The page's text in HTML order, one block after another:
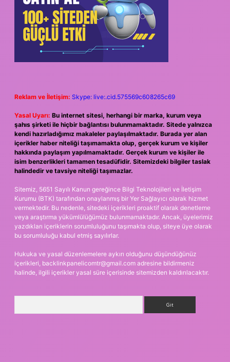
Reklam ve İletişim: Skype: live:.cid.575569c608265c69
Yasal Uyarı: Bu internet sitesi, herhangi bir marka, kurum veya
şahıs şirketi ile hiçbir bağlantısı bulunmamaktadır. Sitede yalnızca
kendi hazırladığımız makaleler paylaşılmaktadır. Burada yer alan
içerikler haber niteliği taşımamakta olup, gerçek kurum ve kişiler
hakkında paylaşım yapılmamaktadır. Gerçek kurum ve kişiler ile
isim benzerlikleri tamamen tesadüfidir. Sitemizdeki bilgiler taslak
halindedir ve tavsiye niteliği taşımazlar.
Sitemiz, 5651 Sayılı Kanun gereğince Bilgi Teknolojileri ve İletişim
Kurumu (BTK) tarafından onaylanmış bir Yer Sağlayıcı olarak hizmet
vermektedir. Bu nedenle, sitedeki içerikleri proaktif olarak denetleme
veya araştırma yükümlülüğümüz bulunmamaktadır. Ancak, üyelerimiz
yazdıkları içeriklerin sorumluluğunu taşımakta olup, siteye üye olarak
bu sorumluluğu kabul etmiş sayılırlar.
Hukuka ve yasal düzenlemelere aykırı olduğunu düşündüğünüz
içerikleri, backlinkpanelicomtr@gmail.com adresine bildirmeniz
halinde, ilgili içerikler yasal süre içerisinde sitemizden kaldırılacaktır.